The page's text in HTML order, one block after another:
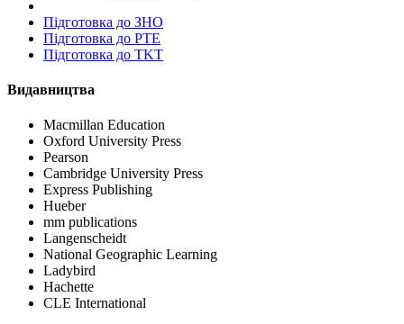
Пiдготовка до ЗНО
Підготовка до PTE
Підготовка до TKT
Видавництва
Macmillan Education
Oxford University Press
Pearson
Cambridge University Press
Express Publishing
Hueber
mm publications
Langenscheidt
National Geographic Learning
Ladybird
Hachette
CLE International